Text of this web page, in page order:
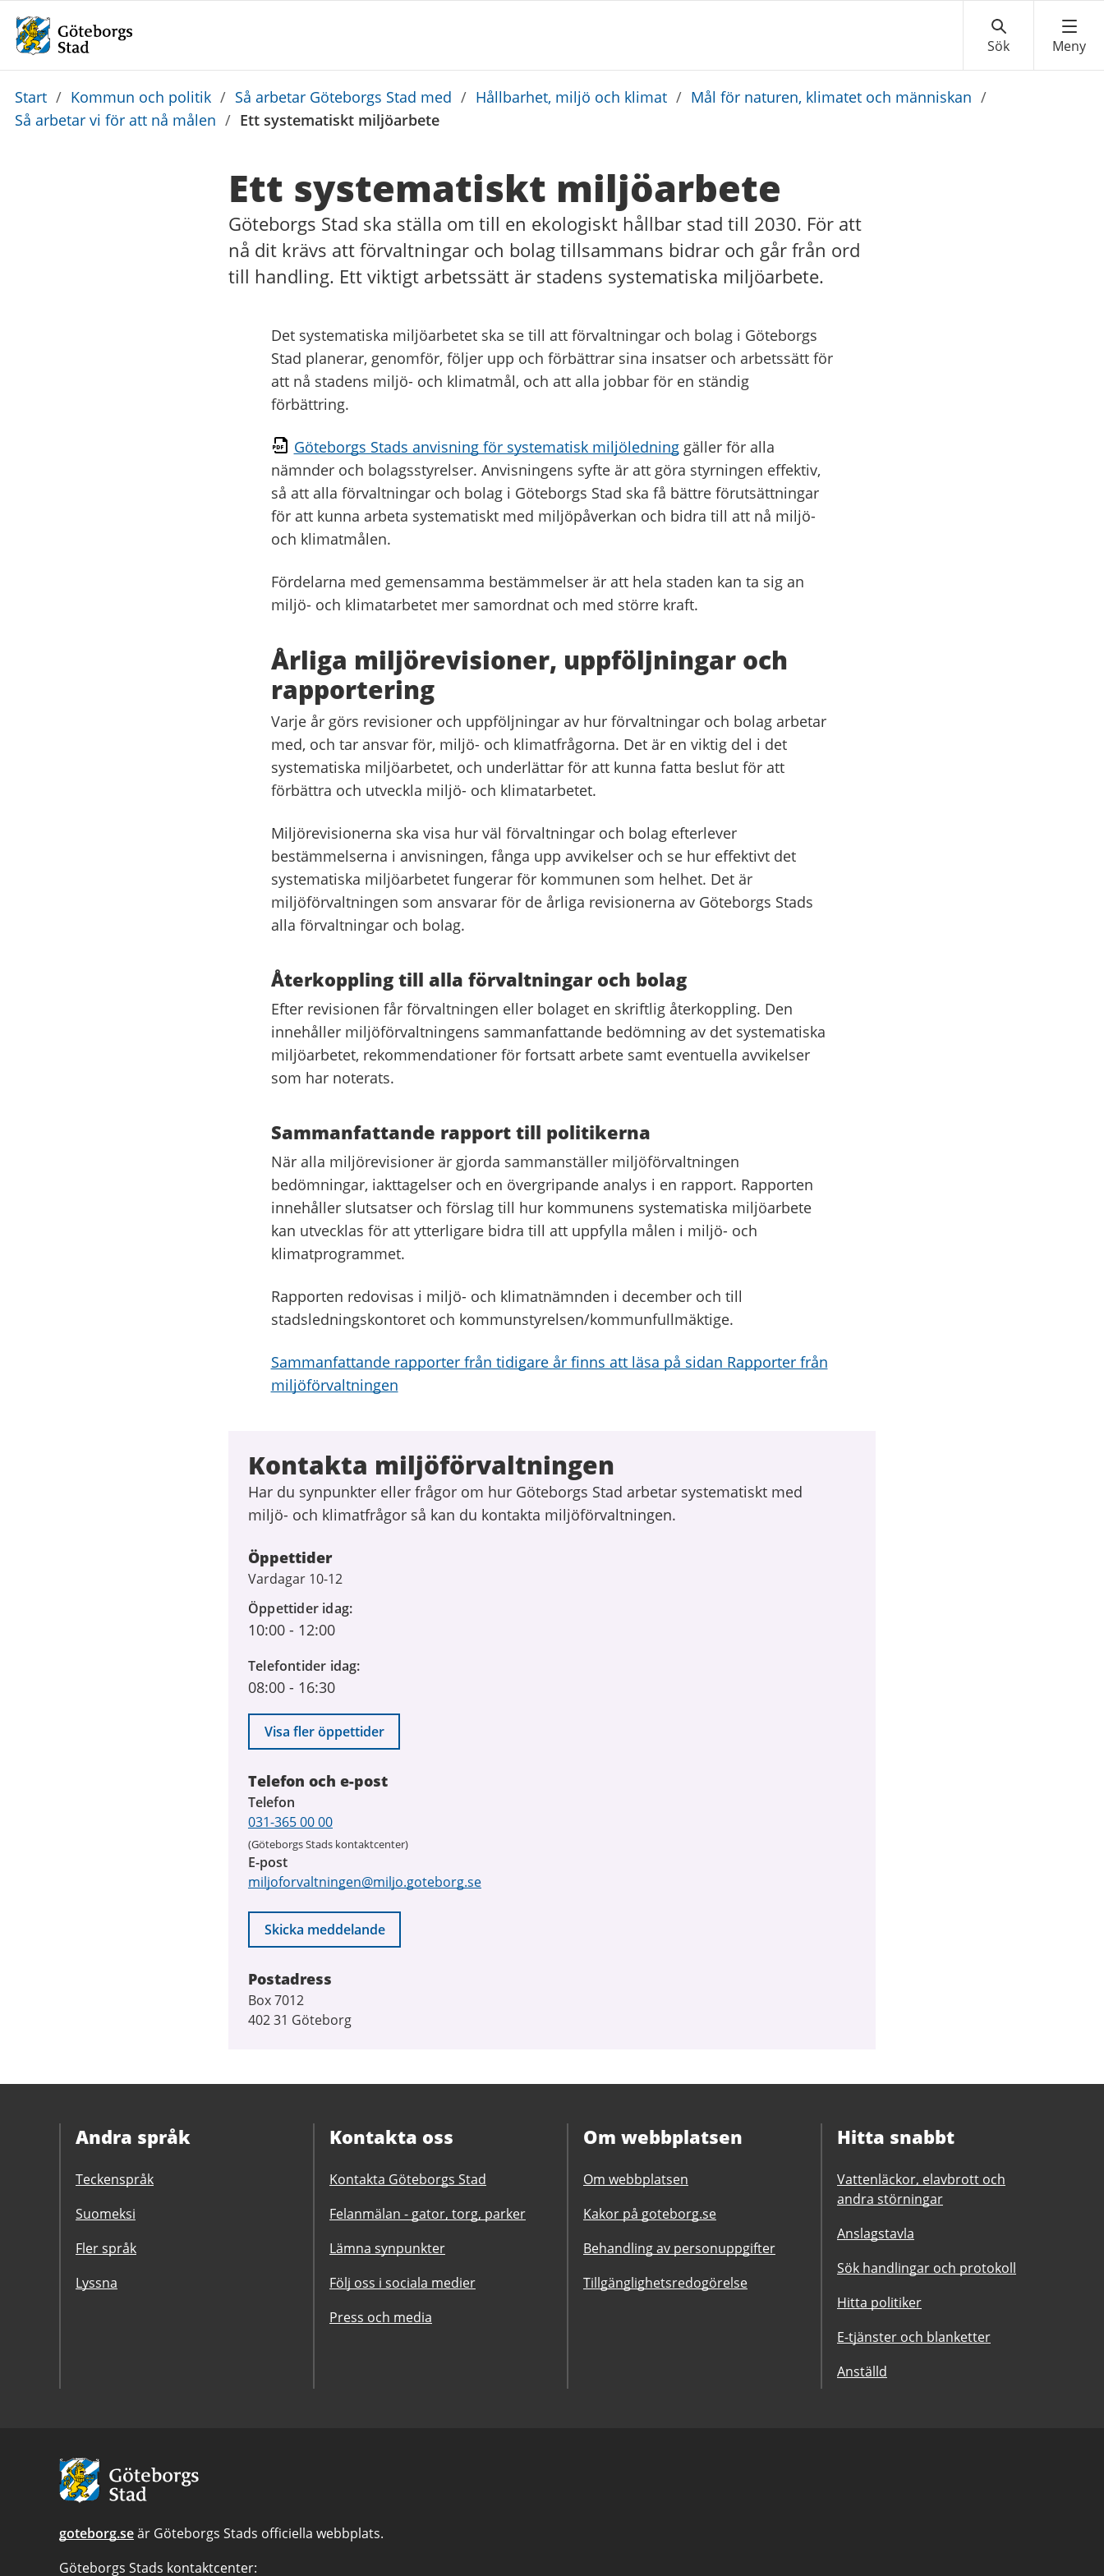
Du
är
Start / Kommun och politik / Så arbetar Göteborgs Stad med / Hållbarhet, miljö och klimat / Mål för naturen, klimatet och människan /
Så arbetar vi för att nå målen / Ett systematiskt miljöarbete
Ett systematiskt miljöarbete
Göteborgs Stad ska ställa om till en ekologiskt hållbar stad till 2030. För att
nå dit krävs att förvaltningar och bolag tillsammans bidrar och går från ord
till handling. Ett viktigt arbetssätt är stadens systematiska miljöarbete.
Det systematiska miljöarbetet ska se till att förvaltningar och bolag i Göteborgs
Stad planerar, genomför, följer upp och förbättrar sina insatser och arbetssätt för
att nå stadens miljö- och klimatmål, och att alla jobbar för en ständig
förbättring.
Göteborgs Stads anvisning för systematisk miljöledninggäller för alla
nämnder och bolagsstyrelser. Anvisningens syfte är att göra styrningen effektiv,
så att alla förvaltningar och bolag i Göteborgs Stad ska få bättre förutsättningar
för att kunna arbeta systematiskt med miljöpåverkan och bidra till att nå miljö-
och klimatmålen.
Fördelarna med gemensamma bestämmelser är att hela staden kan ta sig an
miljö- och klimatarbetet mer samordnat och med större kraft.
Årliga miljörevisioner, uppföljningar och
rapportering
Varje år görs revisioner och uppföljningar av hur förvaltningar och bolag arbetar
med, och tar ansvar för, miljö- och klimatfrågorna. Det är en viktig del i det
systematiska miljöarbetet, och underlättar för att kunna fatta beslut för att
förbättra och utveckla miljö- och klimatarbetet.
Miljörevisionerna ska visa hur väl förvaltningar och bolag efterlever
bestämmelserna i anvisningen, fånga upp avvikelser och se hur effektivt det
systematiska miljöarbetet fungerar för kommunen som helhet. Det är
miljöförvaltningen som ansvarar för de årliga revisionerna av Göteborgs Stads
alla förvaltningar och bolag.
Återkoppling till alla förvaltningar och bolag
Efter revisionen får förvaltningen eller bolaget en skriftlig återkoppling. Den
innehåller miljöförvaltningens sammanfattande bedömning av det systematiska
miljöarbetet, rekommendationer för fortsatt arbete samt eventuella avvikelser
som har noterats.
Sammanfattande rapport till politikerna
När alla miljörevisioner är gjorda sammanställer miljöförvaltningen
bedömningar, iakttagelser och en övergripande analys i en rapport. Rapporten
innehåller slutsatser och förslag till hur kommunens systematiska miljöarbete
kan utvecklas för att ytterligare bidra till att uppfylla målen i miljö- och
klimatprogrammet.
Rapporten redovisas i miljö- och klimatnämnden i december och till
stadsledningskontoret och kommunstyrelsen/kommunfullmäktige.
Sammanfattande rapporter från tidigare år finns att läsa på sidan Rapporter från
miljöförvaltningen
Kontakta miljöförvaltningen
Har du synpunkter eller frågor om hur Göteborgs Stad arbetar systematiskt med
miljö- och klimatfrågor så kan du kontakta miljöförvaltningen.
Öppettider
Vardagar 10-12
Öppettider idag
10:00 - 12:00
Telefontider idag
08:00 - 16:30
Visa fler öppettider
Telefon och e-post
Telefon
031-365 00 00
(Göteborgs Stads kontaktcenter)
E-post
miljoforvaltningen@miljo.goteborg.se
Skicka meddelande
Postadress
Box 7012
402 31 Göteborg
Andra språk
Teckenspråk
Suomeksi
Fler språk
Lyssna
Kontakta oss
Kontakta Göteborgs Stad
Felanmälan - gator, torg, parker
Lämna synpunkter
Följ oss i sociala medier
Press och media
Om webbplatsen
Om webbplatsen
Kakor på goteborg.se
Behandling av personuppgifter
Tillgänglighetsredogörelse
Hitta snabbt
Vattenläckor, elavbrott och
andra störningar
Anslagstavla
Sök handlingar och protokoll
Hitta politiker
E-tjänster och blanketter
Anställd
Avsändare:
Göteborgs
Stad
goteborg.seär Göteborgs Stads officiella webbplats.
Göteborgs Stads kontaktcenter: